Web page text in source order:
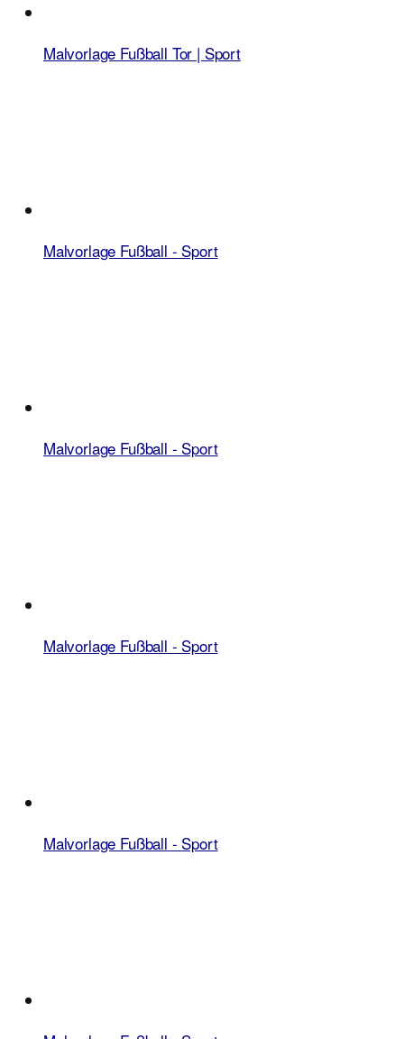
Malvorlage Fußball Tor | Sport
Malvorlage Fußball - Sport
Malvorlage Fußball - Sport
Malvorlage Fußball - Sport
Malvorlage Fußball - Sport